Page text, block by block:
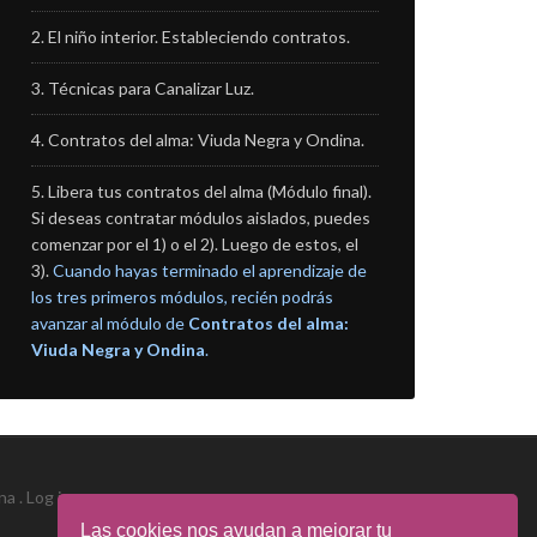
Las cookies nos ayudan a mejorar tu
El niño interior. Estableciendo contratos.
Técnicas para Canalizar Luz.
Contratos del alma: Viuda Negra y Ondina.
Libera tus contratos del alma (Módulo final).
Si deseas contratar módulos aislados, puedes
comenzar por el 1) o el 2). Luego de estos, el
3).Cuando hayas terminado el aprendizaje de
los tres primeros módulos, recién podrás
avanzar al módulo de Contratos del alma:
Viuda Negra y Ondina.
. Log in